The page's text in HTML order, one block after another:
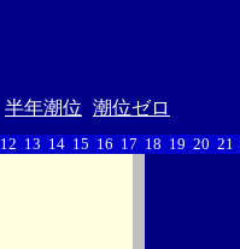
半年潮位 潮位ゼロ
12 13 14 15 16 17 18 19 20 21